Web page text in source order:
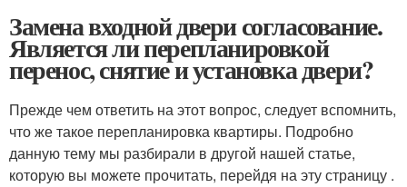
Замена входной двери согласование.
Является ли перепланировкой
перенос, снятие и установка двери?
Прежде чем ответить на этот вопрос, следует вспомнить,
что же такое перепланировка квартиры. Подробно
данную тему мы разбирали в другой нашей статье,
которую вы можете прочитать, перейдя на эту страницу .